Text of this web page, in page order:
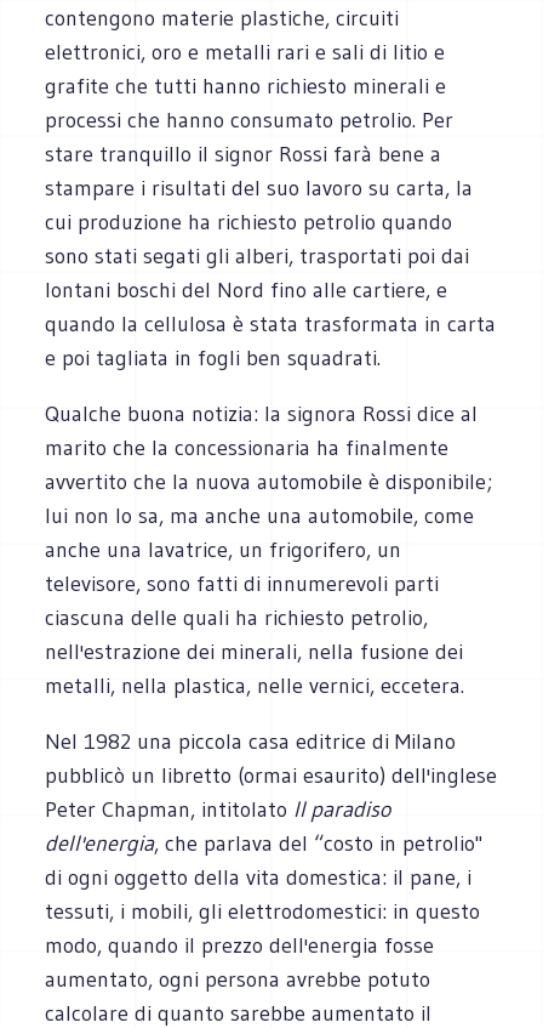
contengono materie plastiche, circuiti
elettronici, oro e metalli rari e sali di litio e
grafite che tutti hanno richiesto minerali e
processi che hanno consumato petrolio. Per
stare tranquillo il signor Rossi farà bene a
stampare i risultati del suo lavoro su carta, la
cui produzione ha richiesto petrolio quando
sono stati segati gli alberi, trasportati poi dai
lontani boschi del Nord fino alle cartiere, e
quando la cellulosa è stata trasformata in carta
e poi tagliata in fogli ben squadrati.
Qualche buona notizia: la signora Rossi dice al
marito che la concessionaria ha finalmente
avvertito che la nuova automobile è disponibile;
lui non lo sa, ma anche una automobile, come
anche una lavatrice, un frigorifero, un
televisore, sono fatti di innumerevoli parti
ciascuna delle quali ha richiesto petrolio,
nell'estrazione dei minerali, nella fusione dei
metalli, nella plastica, nelle vernici, eccetera.
Nel 1982 una piccola casa editrice di Milano
pubblicò un libretto (ormai esaurito) dell'inglese
Peter Chapman, intitolato Il paradiso
dell'energia, che parlava del “costo in petrolio"
di ogni oggetto della vita domestica: il pane, i
tessuti, i mobili, gli elettrodomestici: in questo
modo, quando il prezzo dell'energia fosse
aumentato, ogni persona avrebbe potuto
calcolare di quanto sarebbe aumentato il